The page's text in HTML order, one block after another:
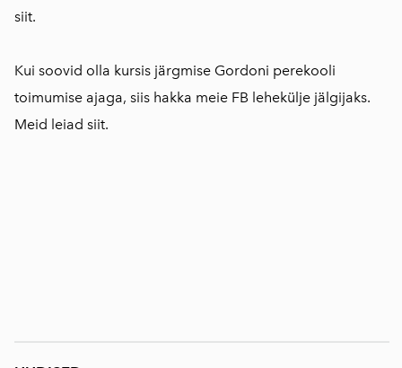
siit.
Kui soovid olla kursis järgmise Gordoni perekooli
toimumise ajaga, siis hakka meie FB lehekülje jälgijaks.
Meid leiad siit.